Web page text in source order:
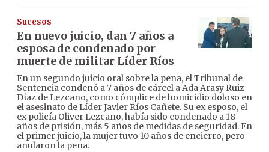
Sucesos
En nuevo juicio, dan 7 años a
esposa de condenado por
muerte de militar Líder Ríos
En un segundo juicio oral sobre la pena, el Tribunal de
Sentencia condenó a 7 años de cárcel a Ada Arasy Ruiz
Díaz de Lezcano, como cómplice de homicidio doloso en
el asesinato de Líder Javier Ríos Cañete. Su ex esposo, el
ex policía Oliver Lezcano, había sido condenado a 18
años de prisión, más 5 años de medidas de seguridad. En
el primer juicio, la mujer tuvo 10 años de encierro, pero
anularon la pena.